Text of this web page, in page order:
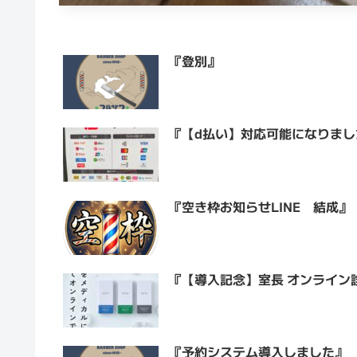
『登別』
『【d払い】対応可能になりまし
『空き枠お知らせLINE 結成』
『【導入記念】室長 オンライン
『予約システム導入しました』